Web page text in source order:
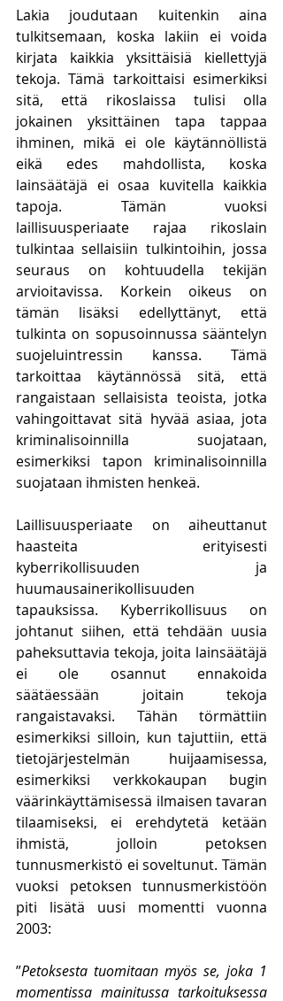
Lakia joudutaan kuitenkin aina
tulkitsemaan, koska lakiin ei voida
kirjata kaikkia yksittäisiä kiellettyjä
tekoja. Tämä tarkoittaisi esimerkiksi
sitä, että rikoslaissa tulisi olla
jokainen yksittäinen tapa tappaa
ihminen, mikä ei ole käytännöllistä
eikä edes mahdollista, koska
lainsäätäjä ei osaa kuvitella kaikkia
tapoja. Tämän vuoksi
laillisuusperiaate rajaa rikoslain
tulkintaa sellaisiin tulkintoihin, jossa
seuraus on kohtuudella tekijän
arvioitavissa. Korkein oikeus on
tämän lisäksi edellyttänyt, että
tulkinta on sopusoinnussa sääntelyn
suojeluintressin kanssa. Tämä
tarkoittaa käytännössä sitä, että
rangaistaan sellaisista teoista, jotka
vahingoittavat sitä hyvää asiaa, jota
kriminalisoinnilla suojataan,
esimerkiksi tapon kriminalisoinnilla
suojataan ihmisten henkeä.
Laillisuusperiaate on aiheuttanut
haasteita erityisesti
kyberrikollisuuden ja
huumausainerikollisuuden
tapauksissa. Kyberrikollisuus on
johtanut siihen, että tehdään uusia
paheksuttavia tekoja, joita lainsäätäjä
ei ole osannut ennakoida
säätäessään joitain tekoja
rangaistavaksi. Tähän törmättiin
esimerkiksi silloin, kun tajuttiin, että
tietojärjestelmän huijaamisessa,
esimerkiksi verkkokaupan bugin
väärinkäyttämisessä ilmaisen tavaran
tilaamiseksi, ei erehdytetä ketään
ihmistä, jolloin petoksen
tunnusmerkistö ei soveltunut. Tämän
vuoksi petoksen tunnusmerkistöön
piti lisätä uusi momentti vuonna
2003:
”Petoksesta tuomitaan myös se, joka 1
momentissa mainitussa tarkoituksessa